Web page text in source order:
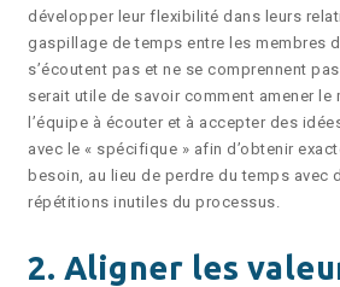
développer leur flexibilité dans leurs
gaspillage de temps entre les membres
s’écoutent pas et ne se comprennent
serait utile de savoir comment amener le
l’équipe à écouter et à accepter des
avec le « spécifique » afin d’obtenir
besoin, au lieu de perdre du temps avec
répétitions inutiles du processus.
2. Aligner les